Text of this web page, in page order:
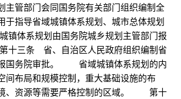
管部门会同国务院有关部门组织编制全
于指导省域城镇体系规划、城市总体规划
体系规划由国务院城乡规划主管部门报
三条 省、自治区人民政府组织编制省
国务院审批。 省域城镇体系规划的内
间布局和规模控制，重大基础设施的布
、资源等需要严格控制的区域。 第十